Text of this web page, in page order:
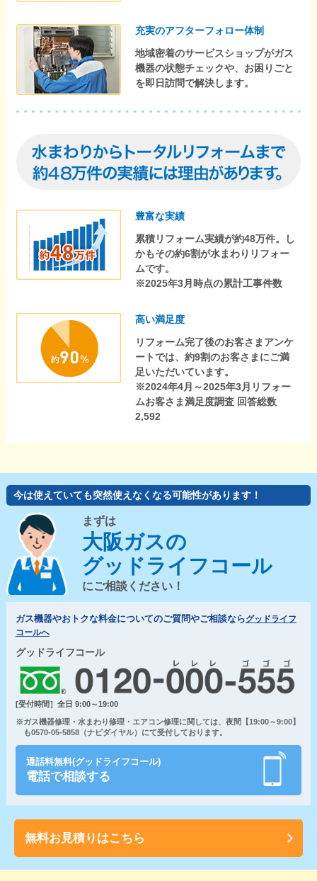
充実のアフターフォロー体制
地域密着のサービスショップがガス
機器の状態チェックや、お困りごと
を即日訪問で解決します。
豊富な実績
累積リフォーム実績が約48万件。し
かもその約6割が水まわりリフォー
ムです。
※2025年3月時点の累計工事件数
高い満足度
リフォーム完了後のお客さまアンケ
ートでは、約9割のお客さまにご満
足いただいています。
※2024年4月～2025年3月リフォー
ムお客さま満足度調査 回答総数
2,592
今は使えていても突然使えなくなる可能性があります！
まずは
大阪ガスの
グッドライフコール
にご相談ください！
ガス機器やおトクな料金についてのご質問やご相談ならグッドライフ
コールへ
グッドライフコール
[受付時間］全日 9:00～19:00
※ガス機器修理・水まわり修理・エアコン修理に関しては、夜間【19:00～9:00】
も0570-05-5858（ナビダイヤル）にて受付しております。
通話料無料(グッドライフコール)
電話で相談する
無料お見積りはこちら